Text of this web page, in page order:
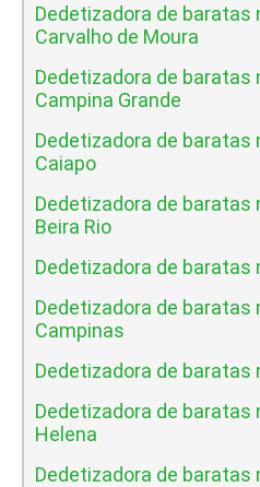
Dedetizadora de baratas
Carvalho de Moura
Dedetizadora de baratas
Campina Grande
Dedetizadora de baratas
Caiapo
Dedetizadora de baratas
Beira Rio
Dedetizadora de baratas
Dedetizadora de baratas
Campinas
Dedetizadora de baratas
Dedetizadora de baratas
Helena
Dedetizadora de baratas